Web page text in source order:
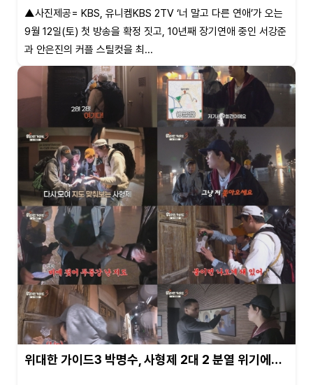
▲사진제공= KBS, 유니켐KBS 2TV ‘너 말고 다른 연애’가 오는
9월 12일(토) 첫 방송을 확정 짓고, 10년째 장기연애 중인 서강준
과 안은진의 커플 스틸컷을 최...
위대한 가이드3 박명수, 사형제 2대 2 분열 위기에…